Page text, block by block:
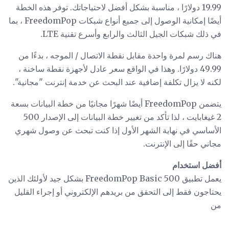
19.99 دولارًا ، مناسبة بشكل أفضل لاحتياجاتك. توفر هذه الخطة
أيضًا إمكانية الوصول إلى جميع أنواع شبكات FreedomPop ، بما
في ذلك شبكات الجيل الثالث والرابع وأسرع تقنية LTE.
هناك رسم لمرة واحدة مقابل نقطة الاتصال / الموجه ، بدءًا من
49.99 دولارًا. وهذا في الواقع سعر عادل لأجهزة نقطة ساخنة ،
لكنه لا يزال تكلفة إضافية عند البحث عن خدمة إنترنت "مجانية".
يتضمن FreedomPop أيضًا شهرًا مجانيًا من خطة البيانات بسعة
2 غيغابايت ، لذا تأكد من تغيير خطة البيانات إلى الإصدار 500
الأساسي في نهاية الشهر الأول إذا كنت تبحث عن وصول شهري
مجاني حقًا إلى الإنترنت.
أفضل استخدام
يعمل تطبيق FreedomPop Basic 500 بشكل جيد لأولئك الذين
يحتاجون فقط إلى التحقق من بريدهم الإلكتروني أو إجراء القليل
من